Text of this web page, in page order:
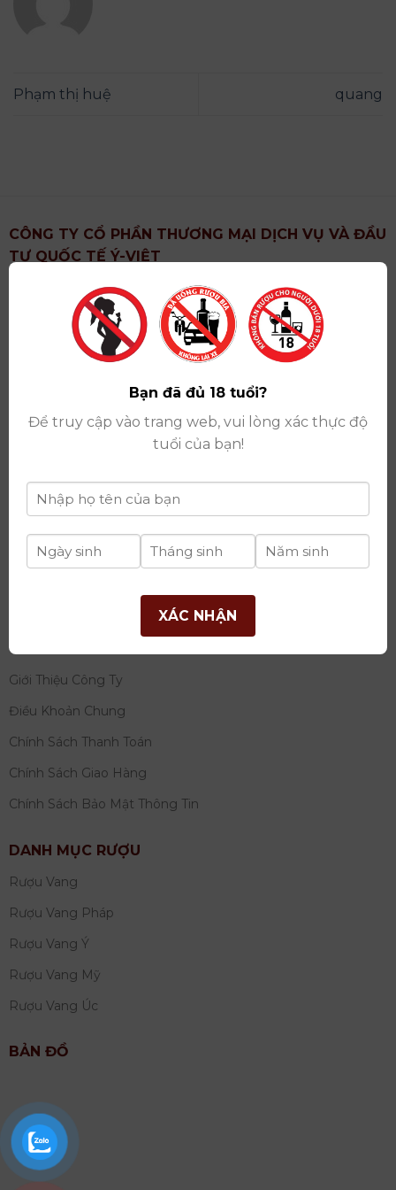
Phạm thị huệ quang
CÔNG TY CỔ PHẦN THƯƠNG MẠI DỊCH VỤ VÀ ĐẦU
TƯ QUỐC TẾ Ý-VIỆT
: Khu 6, Xã Hoài Đức, Thành Phố Hà Nội
Showroom: Số 09 Phố Liễu Giai, Phường Ngọc Hà,
Thành Phố Hà Nội
Giấy ĐKKD số: 0102751615 do Sở Tài Chính Thành
Phố Hà Nội cấp lần đầu ngày 07/05/2008,đăng ký
thay đổi lần thứ 17 ngày 06/08/2025
Giấy phép Phân Phối Rượu số : 529/GP-BCT do Bộ
Công Thương cấp ngày 14/11/2022
Ngân hàng:Ngân hàng TMCP Đầu tư và phát triển
Việt Nam (BIDV)
tư quốc tế Ý-Việt
Tây Hồ, TP Hà Nội
THÔNG TIN
Giới Thiệu Công Ty
Điều Khoản Chung
Chính Sách Thanh Toán
Chính Sách Giao Hàng
Chính Sách Bảo Mật Thông Tin
DANH MỤC RƯỢU
Rượu Vang
Rượu Vang Pháp
Rượu Vang Ý
Rượu Vang Mỹ
Rượu Vang Úc
BẢN ĐỒ
Bạn đã đủ 18 tuổi?
Để truy cập vào trang web, vui lòng xác thực độ
tuổi của bạn!
XÁC NHẬN